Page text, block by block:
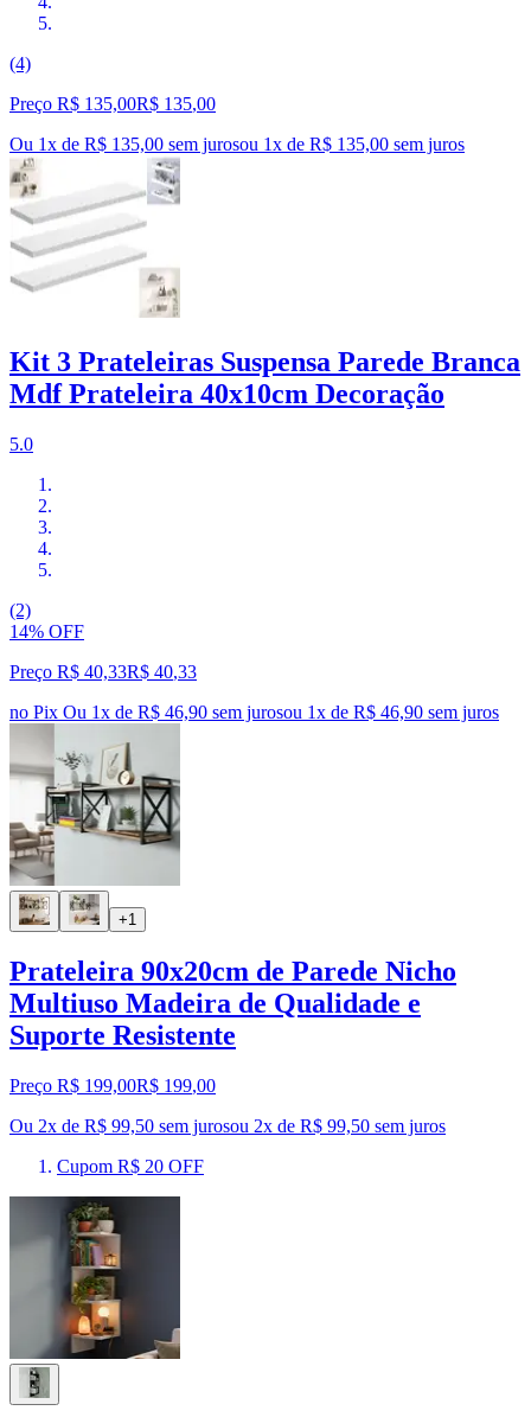
(4)
Preço R$ 135,00R$ 135,00
Ou 1x de R$ 135,00 sem jurosou 1x de R$ 135,00 sem juros
Kit 3 Prateleiras Suspensa Parede Branca
Mdf Prateleira 40x10cm Decoração
5.0
(2)
14% OFF
Preço R$ 40,33R$ 40,33
no Pix Ou 1x de R$ 46,90 sem jurosou 1x de R$ 46,90 sem juros
+1
Prateleira 90x20cm de Parede Nicho
Multiuso Madeira de Qualidade e
Suporte Resistente
Preço R$ 199,00R$ 199,00
Ou 2x de R$ 99,50 sem jurosou 2x de R$ 99,50 sem juros
Cupom R$ 20 OFF